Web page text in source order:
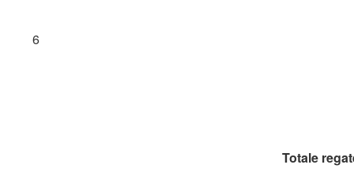
6
Totale